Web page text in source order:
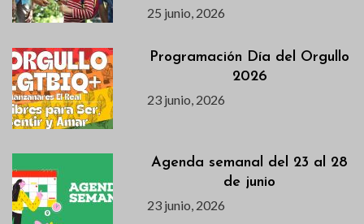
25 junio, 2026
Programación Día del Orgullo
2026
23 junio, 2026
Agenda semanal del 23 al 28
de junio
23 junio, 2026